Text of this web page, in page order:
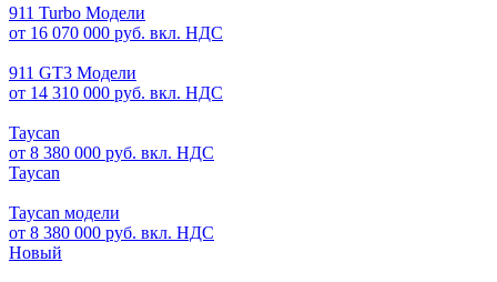
911 Turbo Модели
от 16 070 000 руб. вкл. НДС
911 GT3 Модели
от 14 310 000 руб. вкл. НДС
Taycan
от 8 380 000 руб. вкл. НДС
Taycan
Taycan модели
от 8 380 000 руб. вкл. НДС
Новый